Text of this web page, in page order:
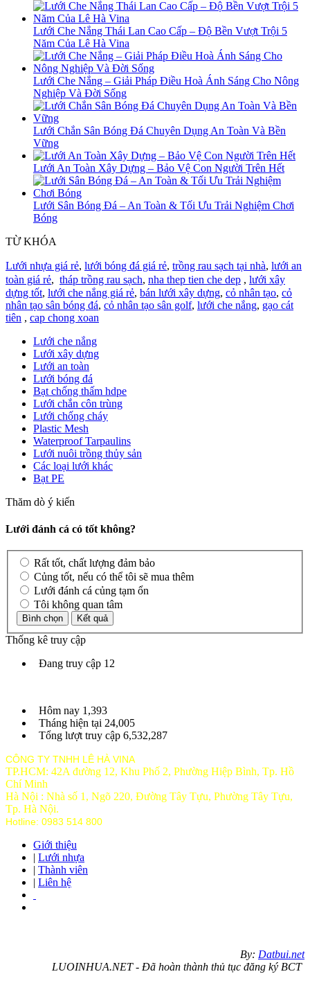
Lưới Che Nắng Thái Lan Cao Cấp – Độ Bền Vượt Trội 5
Năm Của Lê Hà Vina
Lưới Che Nắng – Giải Pháp Điều Hoà Ánh Sáng Cho Nông
Nghiệp Và Đời Sống
Lưới Chắn Sân Bóng Đá Chuyên Dụng An Toàn Và Bền
Vững
Lưới An Toàn Xây Dựng – Bảo Vệ Con Người Trên Hết
Lưới Sân Bóng Đá – An Toàn & Tối Ưu Trải Nghiệm Chơi
Bóng
TỪ KHÓA
Lưới nhựa giá rẻ, lưới bóng đá giá rẻ, trồng rau sạch tại nhà, lưới an
toàn giá rẻ, tháp trồng rau sạch, nha thep tien che dep , lưới xây
dựng tốt, lưới che nắng giá rẻ, bán lưới xây dựng, cỏ nhân tạo, cỏ
nhân tạo sân bóng đá, cỏ nhân tạo sân golf, lưới che nắng, gạo cát
tiên , cap chong xoan
Lưới che nắng
Lưới xây dựng
Lưới an toàn
Lưới bóng đá
Bạt chống thấm hdpe
Lưới chắn côn trùng
Lưới chống cháy
Plastic Mesh
Waterproof Tarpaulins
Lưới nuôi trồng thủy sản
Các loại lưới khác
Bạt PE
Thăm dò ý kiến
Lưới đánh cá có tốt không?
Rất tốt, chất lượng đảm bảo
Củng tốt, nếu có thể tôi sẽ mua thêm
Lưới đánh cá củng tạm ổn
Tôi không quan tâm
Thống kê truy cập
Đang truy cập 12
Hôm nay 1,393
Tháng hiện tại 24,005
Tổng lượt truy cập 6,532,287
CÔNG TY TNHH LÊ HÀ VINA
TP.HCM: 42A đường 12, Khu Phố 2, Phường Hiệp Bình, Tp. Hồ
Chí Minh
Hà Nội : Nhà số 1, Ngõ 220, Đường Tây Tựu, Phường Tây Tựu,
Tp. Hà Nội.
Hotline: 0983 514 800
Giới thiệu
| Lưới nhựa
| Thành viên
| Liên hệ
By: Datbui.net
LUOINHUA.NET - Đã hoàn thành thủ tục đăng ký BCT